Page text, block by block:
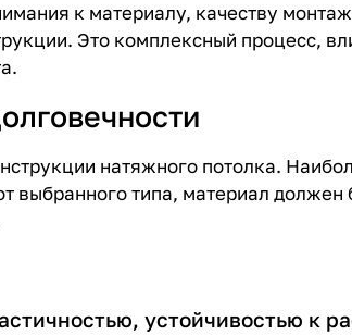
к материалу, качеству
Это комплексный процесс,
натяжного потолка.
выбранного типа, материал должен
устойчивостью к